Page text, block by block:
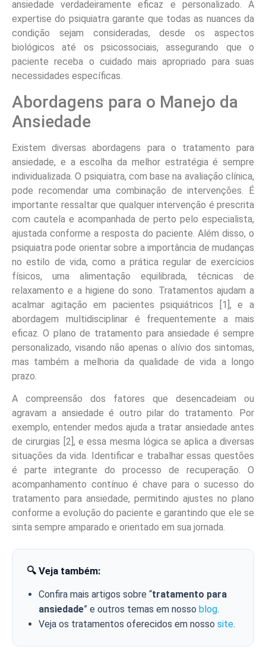
ansiedade verdadeiramente eficaz e personalizado. A
expertise do psiquiatra garante que todas as nuances da
condição sejam consideradas, desde os aspectos
biológicos até os psicossociais, assegurando que o
paciente receba o cuidado mais apropriado para suas
necessidades específicas.
Abordagens para o Manejo da
Ansiedade
Existem diversas abordagens para o tratamento para
ansiedade, e a escolha da melhor estratégia é sempre
individualizada. O psiquiatra, com base na avaliação clínica,
pode recomendar uma combinação de intervenções. É
importante ressaltar que qualquer intervenção é prescrita
com cautela e acompanhada de perto pelo especialista,
ajustada conforme a resposta do paciente. Além disso, o
psiquiatra pode orientar sobre a importância de mudanças
no estilo de vida, como a prática regular de exercícios
físicos, uma alimentação equilibrada, técnicas de
relaxamento e a higiene do sono. Tratamentos ajudam a
acalmar agitação em pacientes psiquiátricos [1], e a
abordagem multidisciplinar é frequentemente a mais
eficaz. O plano de tratamento para ansiedade é sempre
personalizado, visando não apenas o alívio dos sintomas,
mas também a melhoria da qualidade de vida a longo
prazo.
A compreensão dos fatores que desencadeiam ou
agravam a ansiedade é outro pilar do tratamento. Por
exemplo, entender medos ajuda a tratar ansiedade antes
de cirurgias [2], e essa mesma lógica se aplica a diversas
situações da vida. Identificar e trabalhar essas questões
é parte integrante do processo de recuperação. O
acompanhamento contínuo é chave para o sucesso do
tratamento para ansiedade, permitindo ajustes no plano
conforme a evolução do paciente e garantindo que ele se
sinta sempre amparado e orientado em sua jornada.
🔍 Veja também:
Confira mais artigos sobre “tratamento para
ansiedade” e outros temas em nosso blog.
Veja os tratamentos oferecidos em nosso site.